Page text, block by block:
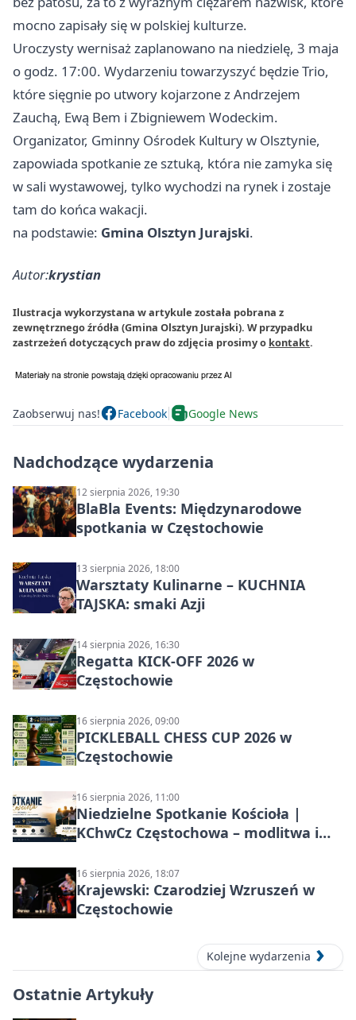
mocno zapisały się w polskiej kulturze.
Uroczysty wernisaż zaplanowano na niedzielę, 3 maja
o godz. 17:00. Wydarzeniu towarzyszyć będzie Trio,
które sięgnie po utwory kojarzone z Andrzejem
Zauchą, Ewą Bem i Zbigniewem Wodeckim.
Organizator, Gminny Ośrodek Kultury w Olsztynie,
zapowiada spotkanie ze sztuką, która nie zamyka się
w sali wystawowej, tylko wychodzi na rynek i zostaje
tam do końca wakacji.
na podstawie: Gmina Olsztyn Jurajski.
Autor:krystian
Ilustracja wykorzystana w artykule została pobrana z
zewnętrznego źródła (Gmina Olsztyn Jurajski). W przypadku
zastrzeżeń dotyczących praw do zdjęcia prosimy o kontakt.
Zaobserwuj nas! Facebook Google News
Nadchodzące wydarzenia
12 sierpnia 2026, 19:30
BlaBla Events: Międzynarodowe
spotkania w Częstochowie
13 sierpnia 2026, 18:00
Warsztaty Kulinarne – KUCHNIA
TAJSKA: smaki Azji
14 sierpnia 2026, 16:30
Regatta KICK-OFF 2026 w
Częstochowie
16 sierpnia 2026, 09:00
PICKLEBALL CHESS CUP 2026 w
Częstochowie
16 sierpnia 2026, 11:00
Niedzielne Spotkanie Kościoła |
KChwCz Częstochowa – modlitwa i
16 sierpnia 2026, 18:07
Krajewski: Czarodziej Wzruszeń w
Częstochowie
Kolejne wydarzenia
Ostatnie Artykuły